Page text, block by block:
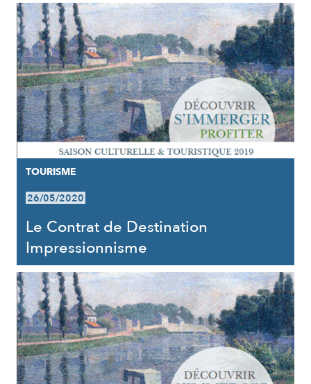
TOURISME
26/05/2020
Le Contrat de Destination
Impressionnisme